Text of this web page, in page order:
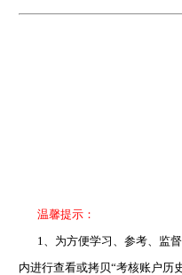
温馨提示：
1、为方便学习、参考、监督
内进行查看或拷贝“考核账户历